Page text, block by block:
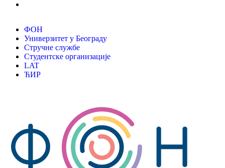
ФОН
Универзитет у Београду
Стручне службе
Студентске организације
LAT
ЋИР